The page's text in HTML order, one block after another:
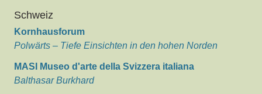
Schweiz
Kornhausforum
Polwärts – Tiefe Einsichten in den hohen Norden
MASI Museo d'arte della Svizzera italiana
Balthasar Burkhard